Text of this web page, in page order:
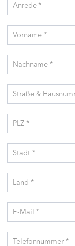
Anrede *
Vorname *
Nachname *
Straße &
PLZ *
Stadt *
Land *
E-Mail *
Telefonnummer *